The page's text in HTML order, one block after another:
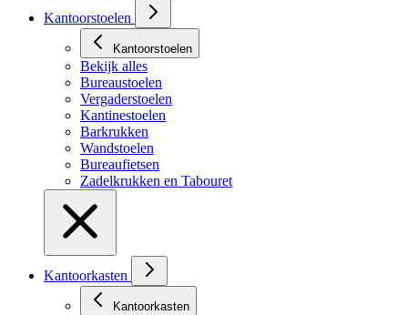
Kantoorstoelen
Kantoorstoelen
Bekijk alles
Bureaustoelen
Vergaderstoelen
Kantinestoelen
Barkrukken
Wandstoelen
Bureaufietsen
Zadelkrukken en Tabouret
Kantoorkasten
Kantoorkasten